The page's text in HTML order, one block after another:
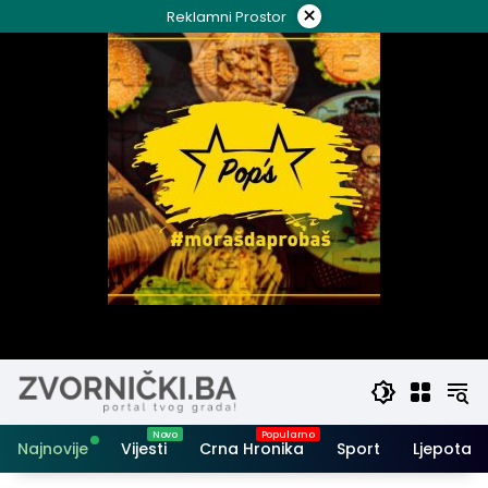
to
Reklamni Prostor ×
Najnovije Vijesti Crna Hronika Sport Ljepota i